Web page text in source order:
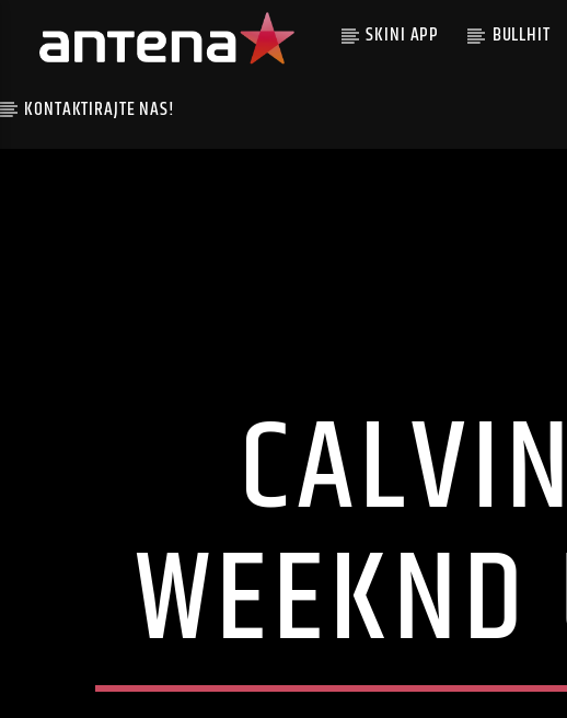
SKINI APP BULLHIT
KONTAKTIRAJTE NAS!